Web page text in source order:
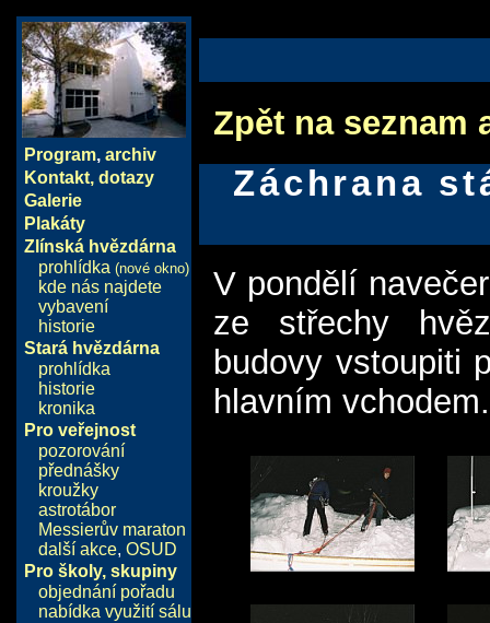
Program, archiv
Kontakt, dotazy
Galerie
Plakáty
Zlínská hvězdárna
prohlídka (nové okno)
kde nás najdete
vybavení
historie
Stará hvězdárna
prohlídka
historie
kronika
Pro veřejnost
pozorování
přednášky
kroužky
astrotábor
Messierův maraton
další akce, OSUD
Pro školy, skupiny
objednání pořadu
nabídka využití sálu
Zpět na seznam
Záchrana
V pondělí
ze střechy
budovy vstoupiti
hlavním vchodem.